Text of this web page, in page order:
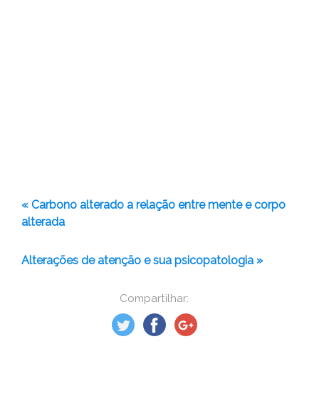
Compartilhar:
« Carbono alterado a relação entre mente e corpo
alterada
Alterações de atenção e sua psicopatologia »